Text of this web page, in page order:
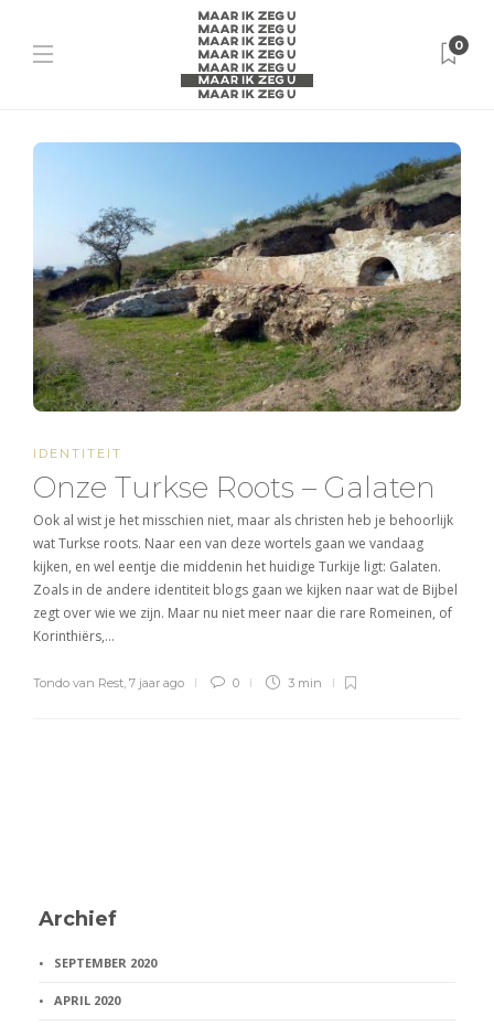
0
IDENTITEIT
Onze Turkse Roots – Galaten
Ook al wist je het misschien niet, maar als christen heb je behoorlijk
wat Turkse roots. Naar een van deze wortels gaan we vandaag
kijken, en wel eentje die middenin het huidige Turkije ligt: Galaten.
Zoals in de andere identiteit blogs gaan we kijken naar wat de Bijbel
zegt over wie we zijn. Maar nu niet meer naar die rare Romeinen, of
Korinthiërs,…
Tondo van Rest, 7 jaar ago 0 3 min
Archief
SEPTEMBER 2020
APRIL 2020